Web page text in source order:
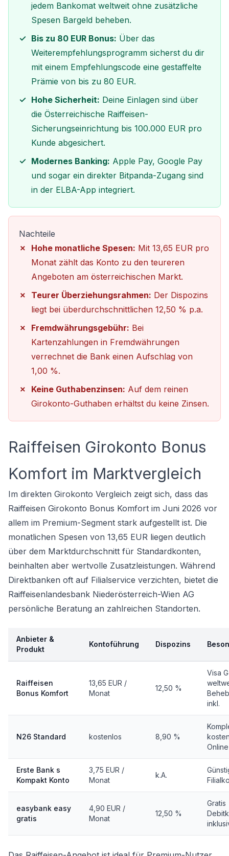
jedem Bankomat weltweit ohne zusätzliche
Spesen Bargeld beheben.
Bis zu 80 EUR Bonus: Über das
Weiterempfehlungsprogramm sicherst du dir
mit einem Empfehlungscode eine gestaffelte
Prämie von bis zu 80 EUR.
Hohe Sicherheit: Deine Einlagen sind über
die Österreichische Raiffeisen-
Sicherungseinrichtung bis 100.000 EUR pro
Kunde abgesichert.
Modernes Banking: Apple Pay, Google Pay
und sogar ein direkter Bitpanda-Zugang sind
in der ELBA-App integriert.
Nachteile
Hohe monatliche Spesen: Mit 13,65 EUR pro
Monat zählt das Konto zu den teureren
Angeboten am österreichischen Markt.
Teurer Überziehungsrahmen: Der Dispozins
liegt bei überdurchschnittlichen 12,50 % p.a.
Fremdwährungsgebühr: Bei
Kartenzahlungen in Fremdwährungen
verrechnet die Bank einen Aufschlag von
1,00 %.
Keine Guthabenzinsen: Auf dem reinen
Girokonto-Guthaben erhältst du keine Zinsen.
Raiffeisen Girokonto Bonus
Komfort im Marktvergleich
Im direkten Girokonto Vergleich zeigt sich, dass das
Raiffeisen Girokonto Bonus Komfort im Juni 2026 vor
allem im Premium-Segment stark aufgestellt ist. Die
monatlichen Spesen von 13,65 EUR liegen deutlich
über dem Marktdurchschnitt für Standardkonten,
beinhalten aber wertvolle Zusatzleistungen. Während
Direktbanken oft auf Filialservice verzichten, bietet die
Raiffeisenlandesbank Niederösterreich-Wien AG
persönliche Beratung an zahlreichen Standorten.
Anbieter &
Produkt
Kontoführung Dispozins
Raiffeisen
Bonus Komfort
13,65 EUR /
Monat
12,50 %
Visa
inkl.
N26 Standard kostenlos 8,90 %
Erste Bank s
Kompakt Konto
3,75 EUR /
Monat
k.A.
easybank easy
gratis
4,90 EUR /
Monat
12,50 %
Gratis